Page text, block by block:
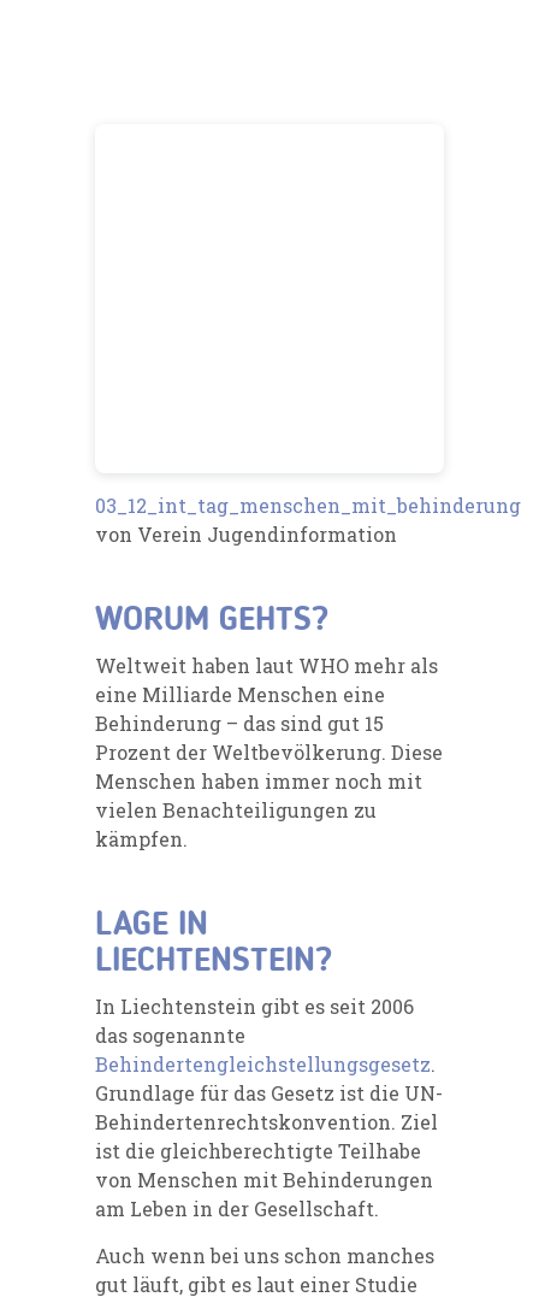
03_12_int_tag_menschen_mit_behinderung
von Verein Jugendinformation
WORUM GEHTS?
Weltweit haben laut WHO mehr als
eine Milliarde Menschen eine
Behinderung – das sind gut 15
Prozent der Weltbevölkerung. Diese
Menschen haben immer noch mit
vielen Benachteiligungen zu
kämpfen.
LAGE IN
LIECHTENSTEIN?
In Liechtenstein gibt es seit 2006
das sogenannte
Behindertengleichstellungsgesetz.
Grundlage für das Gesetz ist die UN-
Behindertenrechtskonvention. Ziel
ist die gleichberechtigte Teilhabe
von Menschen mit Behinderungen
am Leben in der Gesellschaft.
Auch wenn bei uns schon manches
gut läuft, gibt es laut einer Studie